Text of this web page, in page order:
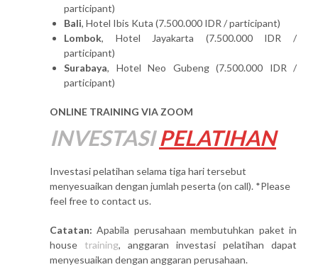
participant)
Bali, Hotel Ibis Kuta (7.500.000 IDR / participant)
Lombok, Hotel Jayakarta (7.500.000 IDR /
participant)
Surabaya, Hotel Neo Gubeng (7.500.000 IDR /
participant)
ONLINE TRAINING VIA ZOOM
INVESTASI PELATIHAN
Investasi pelatihan selama tiga hari tersebut
menyesuaikan dengan jumlah peserta (on call). *Please
feel free to contact us.
Catatan: Apabila perusahaan membutuhkan paket in
house training, anggaran investasi pelatihan dapat
menyesuaikan dengan anggaran perusahaan.